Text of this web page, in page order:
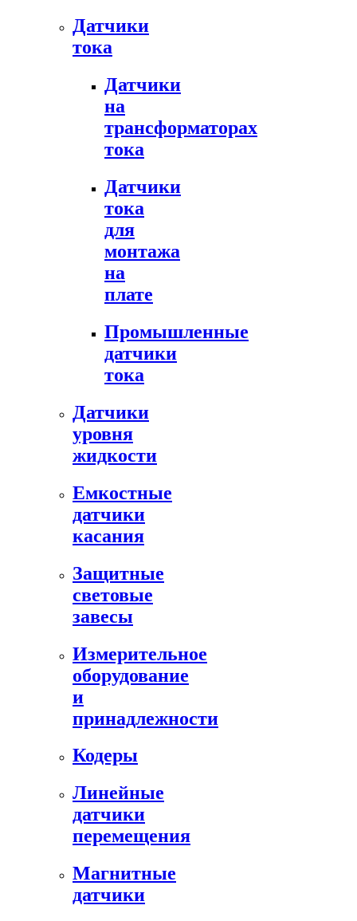
Датчики
тока
Датчики
на
трансформаторах
тока
Датчики
тока
для
монтажа
на
плате
Промышленные
датчики
тока
Датчики
уровня
жидкости
Емкостные
датчики
касания
Защитные
световые
завесы
Измерительное
оборудование
и
принадлежности
Кодеры
Линейные
датчики
перемещения
Магнитные
датчики